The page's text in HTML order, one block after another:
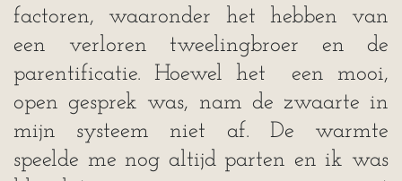
factoren, waaronder het hebben van
een verloren tweelingbroer en de
parentificatie. Hoewel het een mooi,
open gesprek was, nam de zwaarte in
mijn systeem niet af. De warmte
speelde me nog altijd parten en ik was